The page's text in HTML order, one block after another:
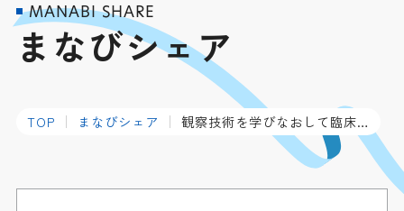
MANABI SHARE
まなびシェア
TOP まなびシェア 観察技術を学びなおして臨床推論に活用する呼吸…